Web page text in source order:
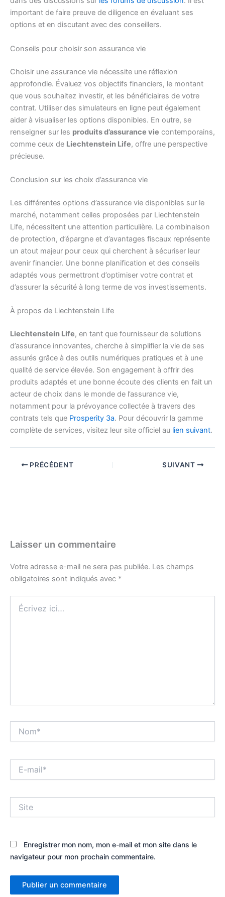
important de faire preuve de diligence en évaluant ses
options et en discutant avec des conseillers.
Conseils pour choisir son assurance vie
Choisir une assurance vie nécessite une réflexion
approfondie. Évaluez vos objectifs financiers, le montant
que vous souhaitez investir, et les bénéficiaires de votre
contrat. Utiliser des simulateurs en ligne peut également
aider à visualiser les options disponibles. En outre, se
renseigner sur les produits d’assurance vie contemporains,
comme ceux de Liechtenstein Life, offre une perspective
précieuse.
Conclusion sur les choix d’assurance vie
Les différentes options d’assurance vie disponibles sur le
marché, notamment celles proposées par Liechtenstein
Life, nécessitent une attention particulière. La combinaison
de protection, d’épargne et d’avantages fiscaux représente
un atout majeur pour ceux qui cherchent à sécuriser leur
avenir financier. Une bonne planification et des conseils
adaptés vous permettront d’optimiser votre contrat et
d’assurer la sécurité à long terme de vos investissements.
À propos de Liechtenstein Life
Liechtenstein Life, en tant que fournisseur de solutions
d’assurance innovantes, cherche à simplifier la vie de ses
assurés grâce à des outils numériques pratiques et à une
qualité de service élevée. Son engagement à offrir des
produits adaptés et une bonne écoute des clients en fait un
acteur de choix dans le monde de l’assurance vie,
notamment pour la prévoyance collectée à travers des
contrats tels que Prosperity 3a. Pour découvrir la gamme
complète de services, visitez leur site officiel au lien suivant.
PRÉCÉDENT SUIVANT
Laisser un commentaire
Votre adresse e-mail ne sera pas publiée. Les champs
obligatoires sont indiqués avec *
ici…
mail*
Enregistrer mon nom, mon e-mail et mon site dans le
navigateur pour mon prochain commentaire.